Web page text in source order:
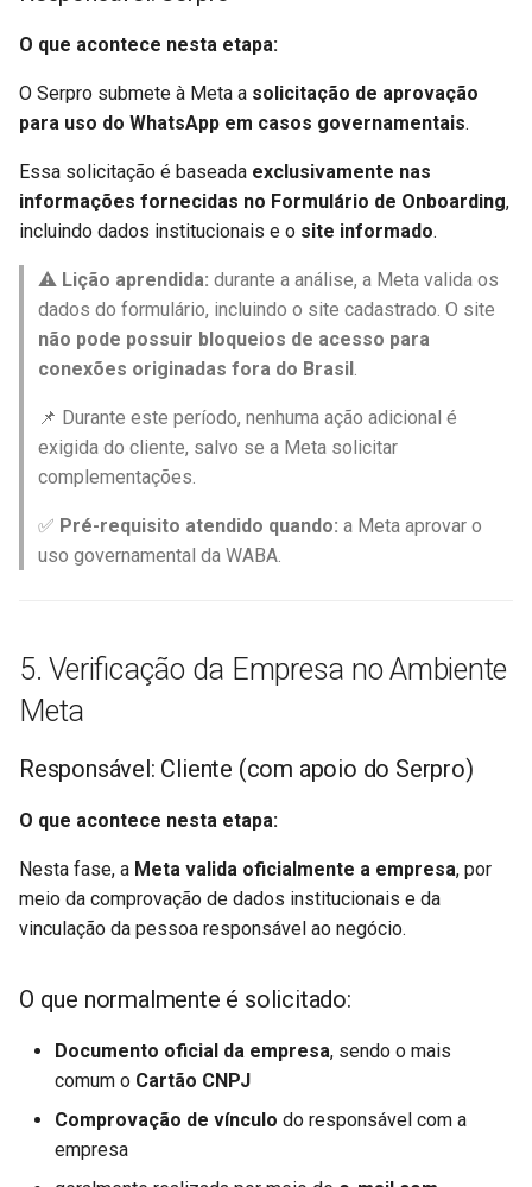
O que acontece nesta etapa:
O Serpro submete à Meta a solicitação de aprovação
para uso do WhatsApp em casos governamentais.
Essa solicitação é baseada exclusivamente nas
informações fornecidas no Formulário de Onboarding,
incluindo dados institucionais e o site informado.
⚠️ Lição aprendida: durante a análise, a Meta valida os
dados do formulário, incluindo o site cadastrado. O site
não pode possuir bloqueios de acesso para
conexões originadas fora do Brasil.
📌 Durante este período, nenhuma ação adicional é
exigida do cliente, salvo se a Meta solicitar
complementações.
✅ Pré-requisito atendido quando: a Meta aprovar o
uso governamental da WABA.
5. Verificação da Empresa no Ambiente
Meta
Responsável: Cliente (com apoio do Serpro)
O que acontece nesta etapa:
Nesta fase, a Meta valida oficialmente a empresa, por
meio da comprovação de dados institucionais e da
vinculação da pessoa responsável ao negócio.
O que normalmente é solicitado:
Documento oficial da empresa, sendo o mais
comum o Cartão CNPJ
Comprovação de vínculo do responsável com a
empresa